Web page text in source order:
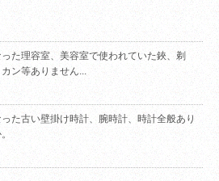
た理容室、美容室で使われていた鋏、剃
ン等ありません...
た古い壁掛け時計、腕時計、時計全般あり